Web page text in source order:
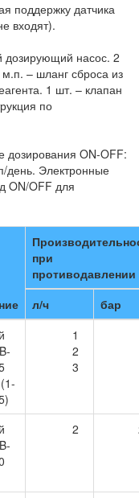
поддержку датчика
входят).
насос. 2
– шланг сброса из
1 шт. – клапан
по
дозирования ON-OFF:
Электронные
ON/OFF для
при
противодавлении
л/ч
бар
1
2
3
2